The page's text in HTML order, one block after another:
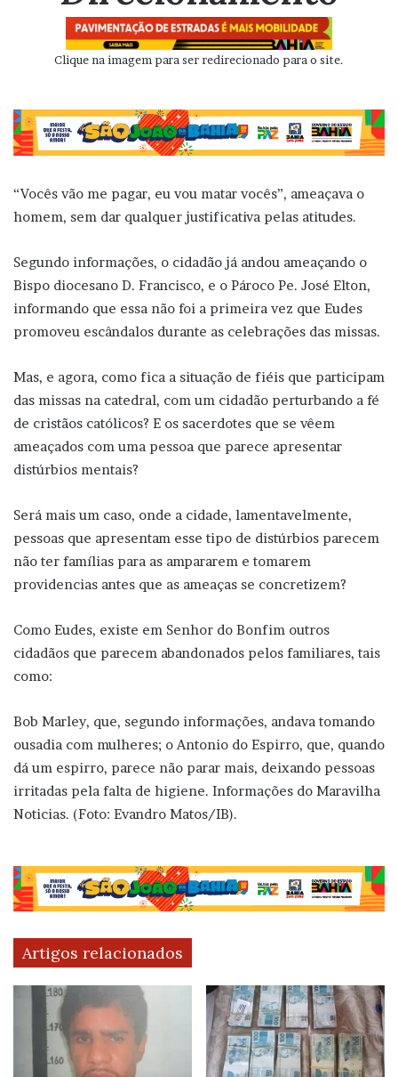
Clique na imagem para ser redirecionado para o site.
“Vocês vão me pagar, eu vou matar vocês”, ameaçava o
homem, sem dar qualquer justificativa pelas atitudes.
Segundo informações, o cidadão já andou ameaçando o
Bispo diocesano D. Francisco, e o Pároco Pe. José Elton,
informando que essa não foi a primeira vez que Eudes
promoveu escândalos durante as celebrações das missas.
Mas, e agora, como fica a situação de fiéis que participam
das missas na catedral, com um cidadão perturbando a fé
de cristãos católicos? E os sacerdotes que se vêem
ameaçados com uma pessoa que parece apresentar
distúrbios mentais?
Será mais um caso, onde a cidade, lamentavelmente,
pessoas que apresentam esse tipo de distúrbios parecem
não ter famílias para as ampararem e tomarem
providencias antes que as ameaças se concretizem?
Como Eudes, existe em Senhor do Bonfim outros
cidadãos que parecem abandonados pelos familiares, tais
como:
Bob Marley, que, segundo informações, andava tomando
ousadia com mulheres; o Antonio do Espirro, que, quando
dá um espirro, parece não parar mais, deixando pessoas
irritadas pela falta de higiene. Informações do Maravilha
Noticias. (Foto: Evandro Matos/IB).
Artigos relacionados